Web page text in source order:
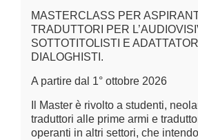
MASTERCLASS PER
TRADUTTORI PER
SOTTOTITOLISTI E ADATTATORI
DIALOGHISTI.
A partire dal 1° ottobre 2026
Il Master è rivolto a studenti,
traduttori alle prime armi e
operanti in altri settori, che